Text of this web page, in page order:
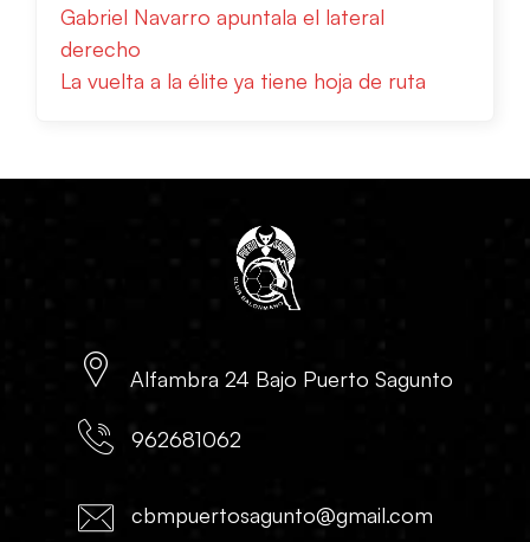
Gabriel Navarro apuntala el lateral
derecho
La vuelta a la élite ya tiene hoja de ruta
Alfambra 24 Bajo Puerto Sagunto
962681062
cbmpuertosagunto@gmail.com